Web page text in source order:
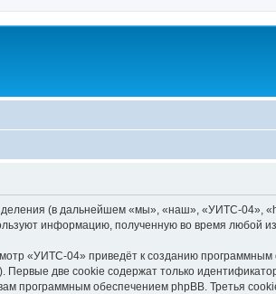
(в дальнейшем «мы», «наш», «УИТС-04»,
информацию, полученную во время любой
«УИТС-04» приведёт к созданию
две cookie содержат только
программным обеспечением phpBB. Третья